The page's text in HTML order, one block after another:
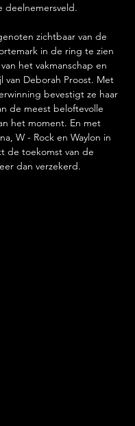
deelnemersveld.
zichtbaar van de
in de ring te zien
het vakmanschap en
van Deborah Proost. Met
bevestigt ze haar
de meest beloftevolle
het moment. En met
W - Rock en Waylon in
de toekomst van de
dan verzekerd.